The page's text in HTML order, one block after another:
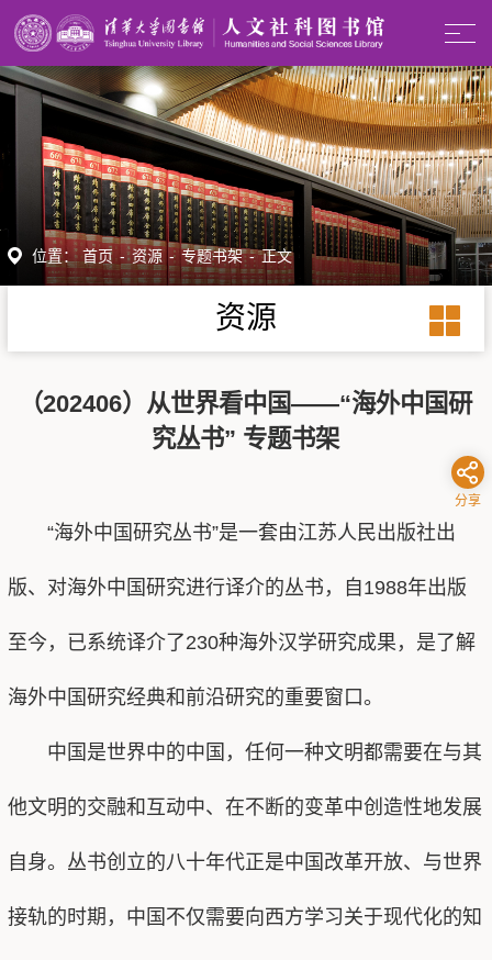
位置：首页 - 资源 - 专题书架 - 正文
资源
（202406）从世界看中国——“海外中国研
究丛书” 专题书架
分享
“海外中国研究丛书”是一套由江苏人民出版社出
版、对海外中国研究进行译介的丛书，自1988年出版
至今，已系统译介了230种海外汉学研究成果，是了解
海外中国研究经典和前沿研究的重要窗口。
中国是世界中的中国，任何一种文明都需要在与其
他文明的交融和互动中、在不断的变革中创造性地发展
自身。丛书创立的八十年代正是中国改革开放、与世界
接轨的时期，中国不仅需要向西方学习关于现代化的知